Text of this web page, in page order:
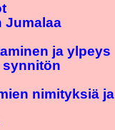
Jumalaa
ja ylpeys
synnitön
nimityksiä ja